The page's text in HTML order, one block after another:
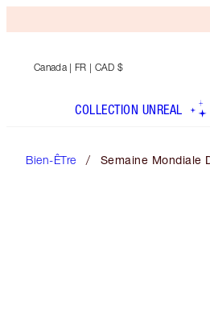
Canada | FR | CAD $
COLLECTION UNREAL
Bien-ÊTre Semaine Mondiale